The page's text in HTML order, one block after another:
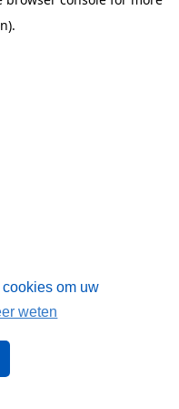
om uw
weten
.